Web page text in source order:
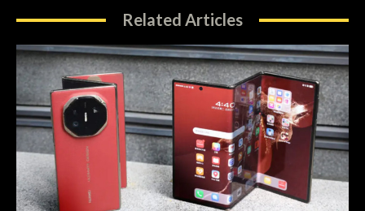
Related Articles